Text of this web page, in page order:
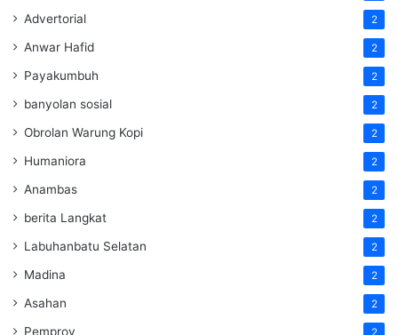
Advertorial 2
Anwar Hafid 2
Payakumbuh 2
banyolan sosial 2
Obrolan Warung Kopi 2
Humaniora 2
Anambas 2
berita Langkat 2
Labuhanbatu Selatan 2
Madina 2
Asahan 2
Pemprov 2